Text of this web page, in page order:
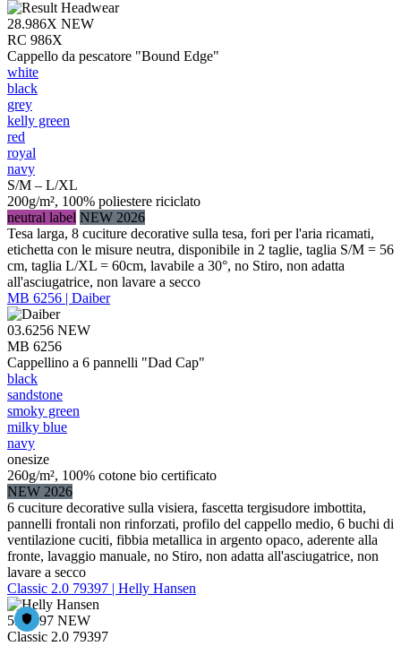
28.986X NEW
RC 986X
Cappello da pescatore "Bound Edge"
white
black
grey
kelly green
red
royal
navy
S/M – L/XL
200g/m², 100% poliestere riciclato
neutral label NEW 2026
Tesa larga, 8 cuciture decorative sulla tesa, fori per l'aria ricamati,
etichetta con le misure neutra, disponibile in 2 taglie, taglia S/M = 56
cm, taglia L/XL = 60cm, lavabile a 30°, no Stiro, non adatta
all'asciugatrice, non lavare a secco
MB 6256 | Daiber
03.6256 NEW
MB 6256
Cappellino a 6 pannelli "Dad Cap"
black
sandstone
smoky green
milky blue
navy
onesize
260g/m², 100% cotone bio certificato
NEW 2026
6 cuciture decorative sulla visiera, fascetta tergisudore imbottita,
pannelli frontali non rinforzati, profilo del cappello medio, 6 buchi di
ventilazione cuciti, fibbia metallica in argento opaco, aderente alla
fronte, lavaggio manuale, no Stiro, non adatta all'asciugatrice, non
lavare a secco
Classic 2.0 79397 | Helly Hansen
59.9397 NEW
Classic 2.0 79397